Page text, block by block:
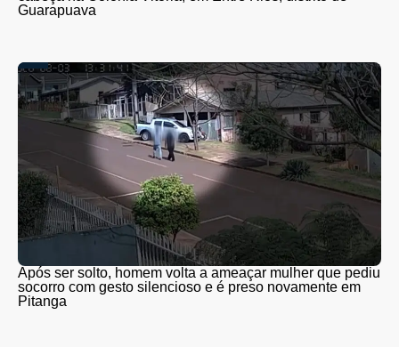
Guarapuava
Após ser solto, homem volta a ameaçar mulher que pediu
socorro com gesto silencioso e é preso novamente em
Pitanga